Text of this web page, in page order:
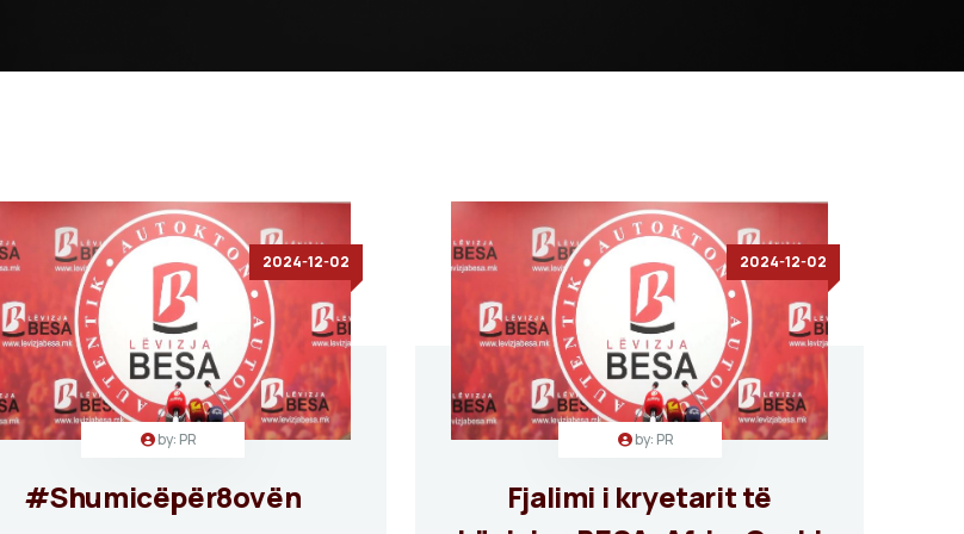
2024-12-02
by: PR
#Shumicëpër8ovën
2024-12-02
by: PR
Fjalimi i kryetarit të